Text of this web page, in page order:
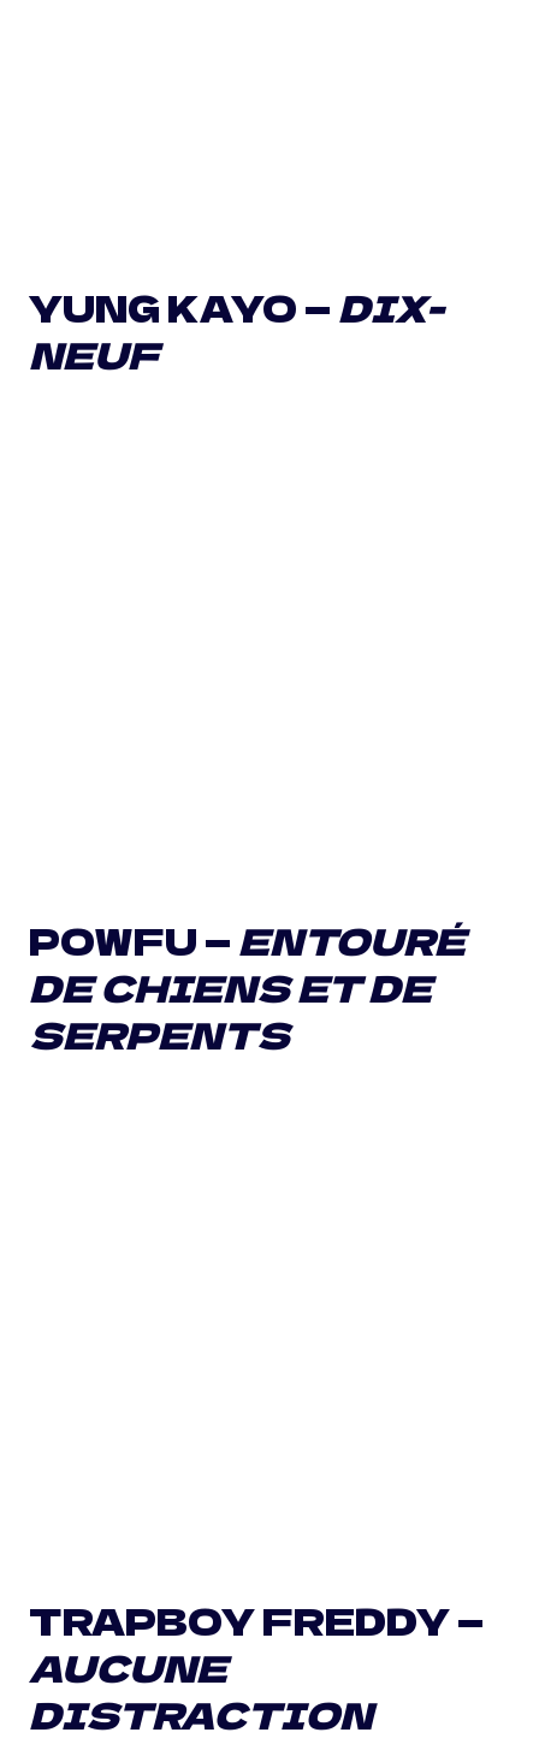
YUNG KAYO —DIX-
NEUF
POWFU —ENTOURÉ
DE CHIENS ET DE
SERPENTS
TRAPBOY FREDDY —
AUCUNE
DISTRACTION